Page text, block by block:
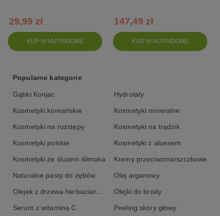
KUP W NUTRIDOME
29,99 zł
KUP W NUTRIDOME
147,49 zł
Popularne kategorie
Gąbki Konjac Hydrolaty
Kosmetyki koreańskie Kosmetyki mineralne
Kosmetyki na rozstępy Kosmetyki na trądzik
Kosmetyki polskie Kosmetyki z aloesem
Kosmetyki ze śluzem ślimaka Kremy przeciwzmarszczkowe
Naturalne pasty do zębów Olej arganowy
Olejki do brody
Serum z witaminą C Peeling skóry głowy